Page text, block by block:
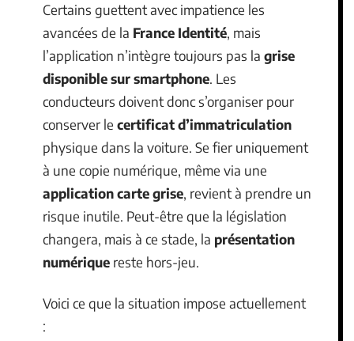
Certains guettent avec impatience les
avancées de la France Identité, mais
l’application n’intègre toujours pas la grise
disponible sur smartphone. Les
conducteurs doivent donc s’organiser pour
conserver le certificat d’immatriculation
physique dans la voiture. Se fier uniquement
à une copie numérique, même via une
application carte grise, revient à prendre un
risque inutile. Peut-être que la législation
changera, mais à ce stade, la présentation
numérique reste hors-jeu.
Voici ce que la situation impose actuellement
: